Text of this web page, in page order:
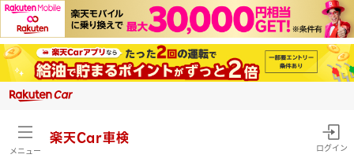
メニュー
楽天Car車検
ログイン